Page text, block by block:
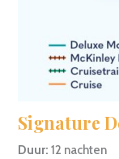
Signature
Duur: 12 nachten